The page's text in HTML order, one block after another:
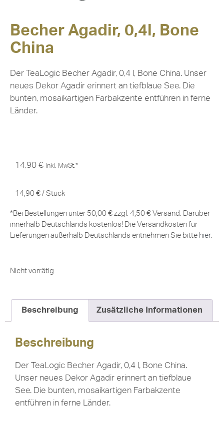
Becher Agadir, 0,4l, Bone
China
Der TeaLogic Becher Agadir, 0,4 l, Bone China. Unser
neues Dekor Agadir erinnert an tiefblaue See. Die
bunten, mosaikartigen Farbakzente entführen in ferne
Länder.
14,90 € inkl. MwSt.*
14,90 € / Stück
*Bei Bestellungen unter 50,00 € zzgl. 4,50 € Versand. Darüber
innerhalb Deutschlands kostenlos! Die Versandkosten für
Lieferungen außerhalb Deutschlands entnehmen Sie bitte hier.
Nicht vorrätig
Beschreibung Zusätzliche Informationen
Beschreibung
Der TeaLogic Becher Agadir, 0,4 l, Bone China.
Unser neues Dekor Agadir erinnert an tiefblaue
See. Die bunten, mosaikartigen Farbakzente
entführen in ferne Länder.